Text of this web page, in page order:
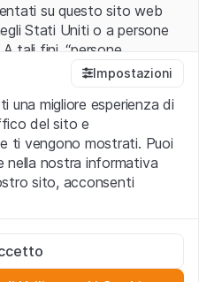
su questo sito web
Stati Uniti o a persone
tali fini, “persone
significato ad esse ascritto
negli Stati Uniti
e le altre forme societarie
legali
il “Sito”) si dichiara
di utilizzo ivi rese
Impostazioni
una migliore esperienza di
del sito e
ti vengono mostrati. Puoi
nella nostra informativa
sito, acconsenti
il funzionamento del sito